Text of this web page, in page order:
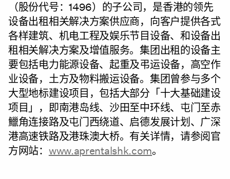
（股份代号：1496）的子公司，是香港的领先
设备出租相关解决方案供应商，向客户提供各式
各样建筑、机电工程及娱乐节目设备、和设备出
租相关解决方案及增值服务。集团出租的设备主
要包括电力能源设备、起重及弔运设备，高空作
业设备，土方及物料搬运设备。集团曾参与多个
大型地标建设项目，包括大部分「十大基础建设
项目」，即南港岛线、沙田至中环线、屯门至赤
鱲角连接路及屯门西绕道、启德发展计划、广深
港高速铁路及港珠澳大桥。有关详情，请参阅官
方网站： www.aprentalshk.com。